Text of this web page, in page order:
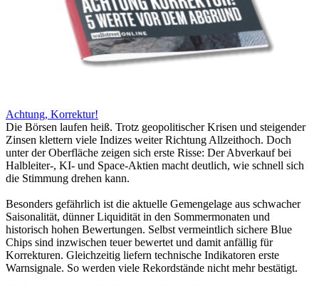
Achtung, Korrektur!
Die Börsen laufen heiß. Trotz geopolitischer Krisen und steigender
Zinsen klettern viele Indizes weiter Richtung Allzeithoch. Doch
unter der Oberfläche zeigen sich erste Risse: Der Abverkauf bei
Halbleiter-, KI- und Space-Aktien macht deutlich, wie schnell sich
die Stimmung drehen kann.
Besonders gefährlich ist die aktuelle Gemengelage aus schwacher
Saisonalität, dünner Liquidität in den Sommermonaten und
historisch hohen Bewertungen. Selbst vermeintlich sichere Blue
Chips sind inzwischen teuer bewertet und damit anfällig für
Korrekturen. Gleichzeitig liefern technische Indikatoren erste
Warnsignale. So werden viele Rekordstände nicht mehr bestätigt.